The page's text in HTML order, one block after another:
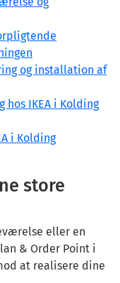
og installation af
hos IKEA i Kolding
i Kolding
store
eller en
& Order Point i
at realisere dine